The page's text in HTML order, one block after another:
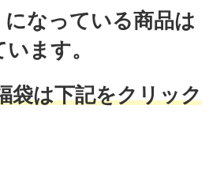
になっている商品は
ます。
袋は下記をクリック